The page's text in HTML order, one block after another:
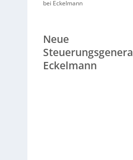
bei Eckelmann
Neue
Eckelmann